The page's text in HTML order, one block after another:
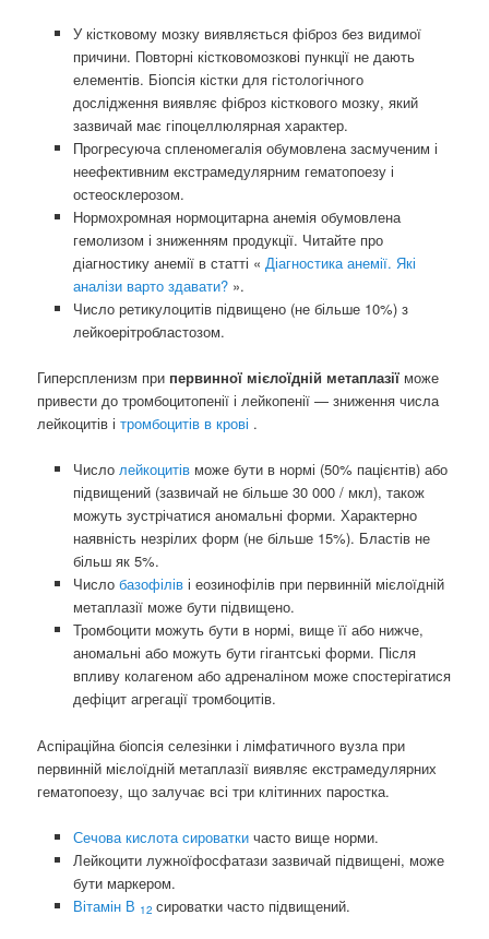
У кістковому мозку виявляється фіброз без видимої
причини. Повторні кістковомозкові пункції не дають
елементів. Біопсія кістки для гістологічного
дослідження виявляє фіброз кісткового мозку, який
зазвичай має гіпоцеллюлярная характер.
Прогресуюча спленомегалія обумовлена ​​засмученим і
неефективним екстрамедулярним гематопоезу і
остеосклерозом.
Нормохромная нормоцитарна анемія обумовлена ​​
гемолизом і зниженням продукції. Читайте про
діагностику анемії в статті « Діагностика анемії. Які
аналізи варто здавати? ».
Число ретикулоцитів підвищено (не більше 10%) з
лейкоерітробластозом.
Гиперспленизм при первинної мієлоїдній метаплазії може
привести до тромбоцитопенії і лейкопенії — зниження числа
лейкоцитів ітромбоцитів в крові .
Число лейкоцитів може бути в нормі (50% пацієнтів) або
підвищений (зазвичай не більше 30 000 / мкл), також
можуть зустрічатися аномальні форми. Характерно
наявність незрілих форм (не більше 15%). Бластів не
більш як 5%.
Число базофілів і еозинофілів при первинній мієлоїдній
метаплазії може бути підвищено.
Тромбоцити можуть бути в нормі, вище її або нижче,
аномальні або можуть бути гігантські форми. Після
впливу колагеном або адреналіном може спостерігатися
дефіцит агрегації тромбоцитів.
Аспіраційна біопсія селезінки і лімфатичного вузла при
первинній мієлоїдній метаплазії виявляє екстрамедулярних
гематопоезу, що залучає всі три клітинних паростка.
Сечова кислота сироватки часто вище норми.
Лейкоцити лужноїфосфатази зазвичай підвищені, може
бути маркером.
Вітамін В 12 сироватки часто підвищений.